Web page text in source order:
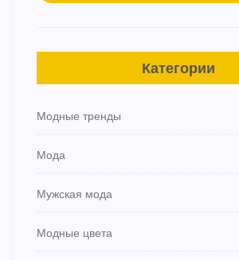
Категории
Модные тренды
Мода
Мужская мода
Модные цвета